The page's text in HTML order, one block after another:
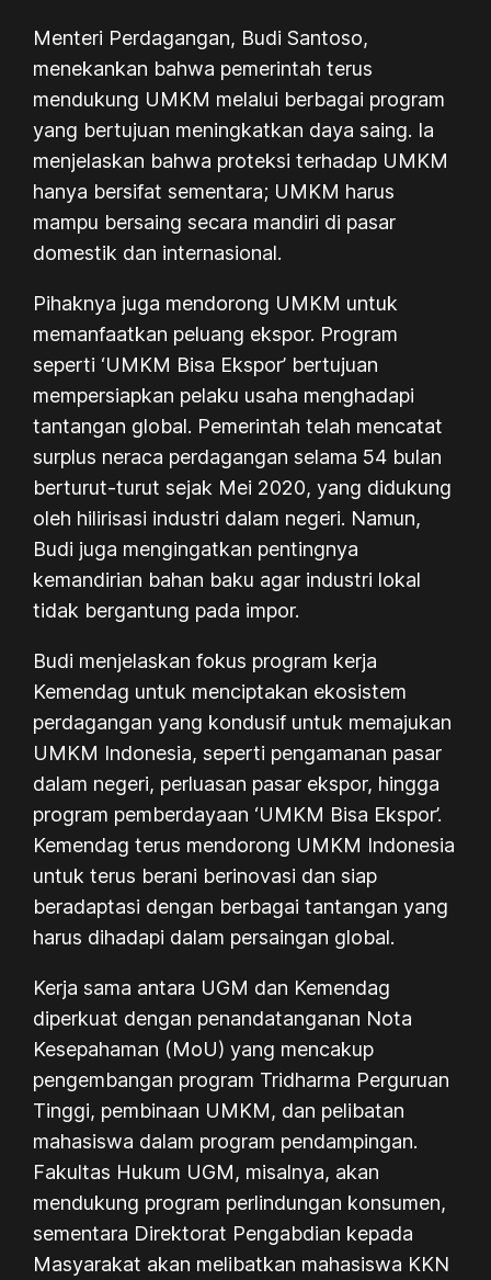
Menteri Perdagangan, Budi Santoso,
menekankan bahwa pemerintah terus
mendukung UMKM melalui berbagai program
yang bertujuan meningkatkan daya saing. Ia
menjelaskan bahwa proteksi terhadap UMKM
hanya bersifat sementara; UMKM harus
mampu bersaing secara mandiri di pasar
domestik dan internasional.
Pihaknya juga mendorong UMKM untuk
memanfaatkan peluang ekspor. Program
seperti ‘UMKM Bisa Ekspor’ bertujuan
mempersiapkan pelaku usaha menghadapi
tantangan global. Pemerintah telah mencatat
surplus neraca perdagangan selama 54 bulan
berturut-turut sejak Mei 2020, yang didukung
oleh hilirisasi industri dalam negeri. Namun,
Budi juga mengingatkan pentingnya
kemandirian bahan baku agar industri lokal
tidak bergantung pada impor.
Budi menjelaskan fokus program kerja
Kemendag untuk menciptakan ekosistem
perdagangan yang kondusif untuk memajukan
UMKM Indonesia, seperti pengamanan pasar
dalam negeri, perluasan pasar ekspor, hingga
program pemberdayaan ‘UMKM Bisa Ekspor’.
Kemendag terus mendorong UMKM Indonesia
untuk terus berani berinovasi dan siap
beradaptasi dengan berbagai tantangan yang
harus dihadapi dalam persaingan global.
Kerja sama antara UGM dan Kemendag
diperkuat dengan penandatanganan Nota
Kesepahaman (MoU) yang mencakup
pengembangan program Tridharma Perguruan
Tinggi, pembinaan UMKM, dan pelibatan
mahasiswa dalam program pendampingan.
Fakultas Hukum UGM, misalnya, akan
mendukung program perlindungan konsumen,
sementara Direktorat Pengabdian kepada
Masyarakat akan melibatkan mahasiswa KKN